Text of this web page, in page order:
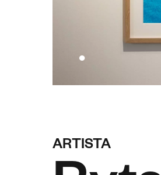
ARTISTA